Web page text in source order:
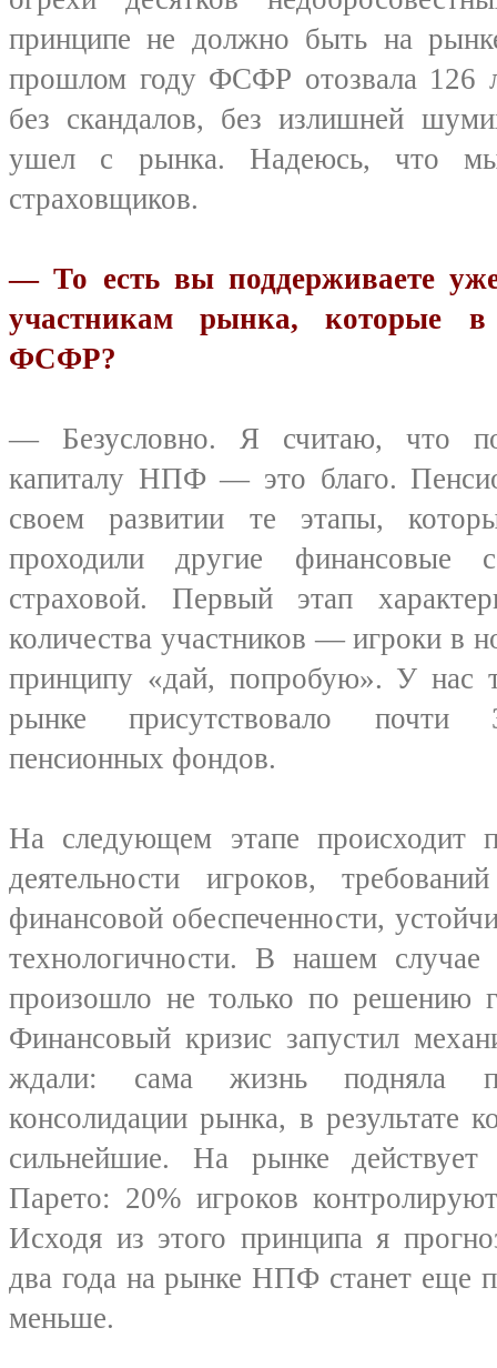
принципе не должно быть на
прошлом году ФСФР отозвала 126
без скандалов, без излишней
ушел с рынка. Надеюсь, что
страховщиков.
— То есть вы поддерживаете
участникам рынка, которые
ФСФР?
— Безусловно. Я считаю, что
капиталу НПФ — это благо.
своем развитии те этапы,
проходили другие финансовые
страховой. Первый этап
количества участников — игроки в
принципу «дай, попробую». У нас
рынке присутствовало почти
пенсионных фондов.
На следующем этапе происходит
деятельности игроков,
финансовой обеспеченности,
технологичности. В нашем случае
произошло не только по решению
Финансовый кризис запустил
ждали: сама жизнь подняла
консолидации рынка, в результате
сильнейшие. На рынке действует
Парето: 20% игроков
Исходя из этого принципа я
два года на рынке НПФ станет еще
меньше.